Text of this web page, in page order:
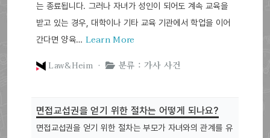
는 종료됩니다. 그러나 자녀가 성인이 되어도 계속 교육을
받고 있는 경우, 대학이나 기타 교육 기관에서 학업을 이어
간다면 양육… Learn More
Law&Heim ·
분류 : 가사 사건
면접교섭권을 얻기 위한 절차는 어떻게 되나요?
면접교섭권을 얻기 위한 절차는 부모가 자녀와의 관계를 유